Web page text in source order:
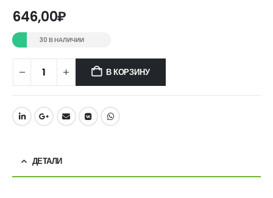
646,00₽
30 В НАЛИЧИИ
В КОРЗИНУ
ДЕТАЛИ